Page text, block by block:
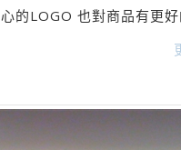
的LOGO 也對商品有更好